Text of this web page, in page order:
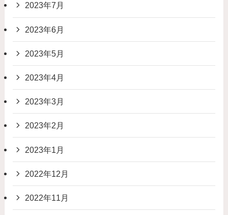
2023年7月
2023年6月
2023年5月
2023年4月
2023年3月
2023年2月
2023年1月
2022年12月
2022年11月